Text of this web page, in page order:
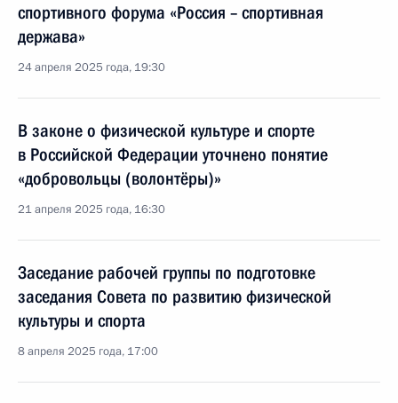
спортивного форума «Россия – спортивная
держава»
24 апреля 2025 года, 19:30
В законе о физической культуре и спорте
в Российской Федерации уточнено понятие
«добровольцы (волонтёры)»
21 апреля 2025 года, 16:30
Заседание рабочей группы по подготовке
заседания Совета по развитию физической
культуры и спорта
8 апреля 2025 года, 17:00